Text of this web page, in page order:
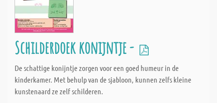
Schilderdoek konijntje -
De schattige konijntje zorgen voor een goed humeur in de
kinderkamer. Met behulp van de sjabloon, kunnen zelfs kleine
kunstenaard ze zelf schilderen.